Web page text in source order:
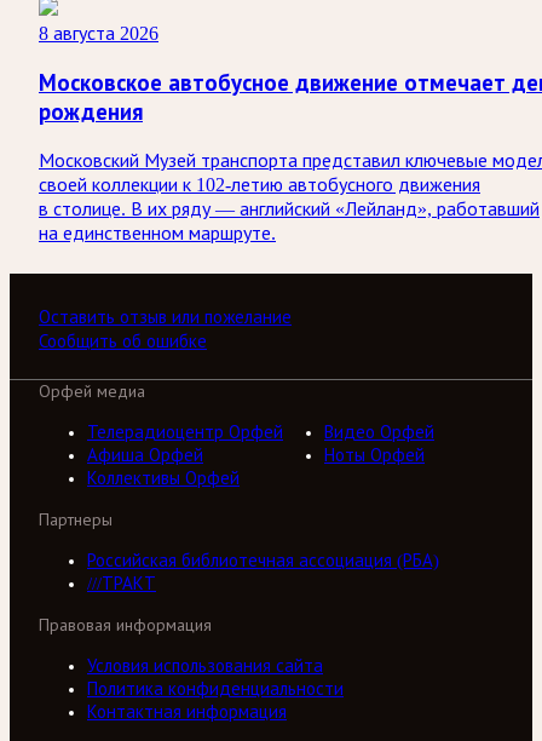
8 августа 2026
Московское автобусное движение отмечает
рождения
Московский Музей транспорта представил ключевые
своей коллекции к 102-летию автобусного движения
в столице. В их ряду — английский «Лейланд», работавший
на единственном маршруте.
Оставить отзыв или пожелание
Сообщить об ошибке
Орфей медиа
Телерадиоцентр Орфей
Видео Орфей
Афиша Орфей
Ноты Орфей
Коллективы Орфей
Партнеры
Российская библиотечная ассоциация (РБА)
///ТРАКТ
Правовая информация
Условия использования сайта
Политика конфиденциальности
Контактная информация